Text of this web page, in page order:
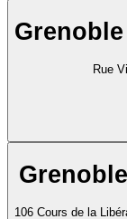
Rue
106 Cours de la